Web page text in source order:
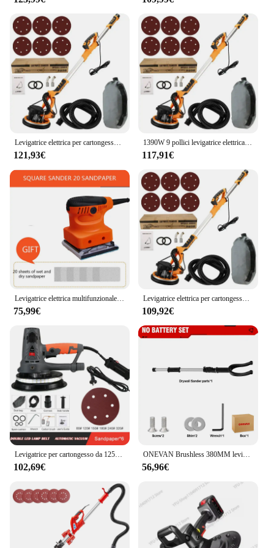
Levigatrice elettrica per cartongesso da 9 pollici rettificatrice per pareti da 225MM stucco senza polvere autovuoto LED macchina per carta vetrata lucidante a asta lunga
121,93€
1390W 9 pollici levigatrice elettrica per cartongesso rettificatrice per pareti stucco senza polvere auto vuoto LED lunga asta lucidatrice macchina per carta vetrata
117,91€
Levigatrice elettrica multifunzionale per mobili da parete in gesso 220V piccola levigatrice per lucidatura del legno di carta vetrata
75,99€
Levigatrice elettrica per cartongesso da 1390W levigatrice portatile da 215MM con lucidatrice regolabile a 6 velocità con luce a LED
109,92€
Levigatrice per cartongesso da 1250W rettificatrice per pareti da 7 pollici con una lampada lucidatrice elettrica portatile per stucco per carta vetrata autosottovuoto
102,69€
ONEVAN Brushless 380MM levigatrice elettrica per cartongesso lucidatrice per pareti 1300W levigatrice per pareti a secco per batteria Makita 18v
56,96€